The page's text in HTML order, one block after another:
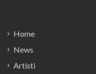
Home
News
Artisti